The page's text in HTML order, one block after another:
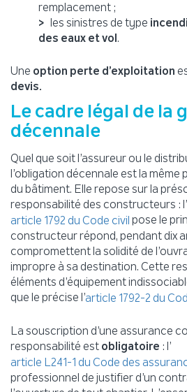
remplacement ;
les sinistres de type
des eaux et vol.
Une option perte d’exploitation
devis.
Le cadre légal de la
décennale
Quel que soit l’assureur ou le
l’obligation décennale est la
du bâtiment. Elle repose sur la
responsabilité des constructeurs : l’
article 1792 du Code civil pose le
constructeur répond, pendant dix
compromettent la solidité de
impropre à sa destination. Cette
éléments d’équipement
que le précise l’article 1792-2 du
La souscription d’une assurance
responsabilité est obligatoire : l’
article L241-1 du Code des
professionnel de justifier d’un